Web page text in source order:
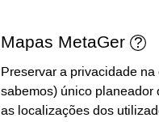
Mapas MetaGer
Preservar a privacidade
sabemos) único planeador
as localizações dos